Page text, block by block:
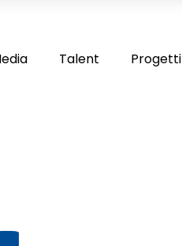
Talent Progetti